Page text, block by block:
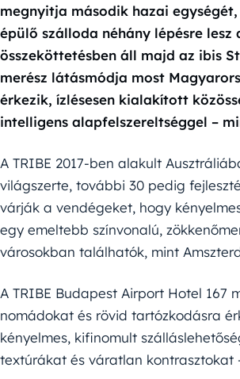
megnyitja második hazai
épülő szálloda néhány lépésre
összeköttetésben áll majd az ibis
merész látásmódja most
érkezik, ízlésesen kialakított
intelligens alapfelszereltséggel –
A TRIBE 2017-ben alakult
világszerte, további 30 pedig
várják a vendégeket, hogy
egy emeltebb színvonalú,
városokban találhatók, mint
A TRIBE Budapest Airport Hotel
nomádokat és rövid tartózkodásra
kényelmes, kifinomult
textúrákat és váratlan kontrasztokat